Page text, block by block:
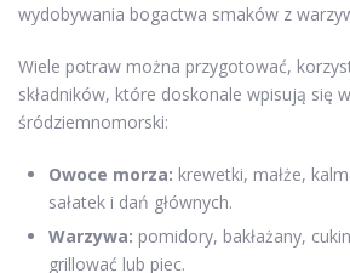
wydobywania bogactwa smaków z
Wiele potraw można przygotować,
składników, które doskonale wpisują się
śródziemnomorski:
Owoce morza: krewetki, małże,
sałatek i dań głównych.
Warzywa: pomidory, bakłażany,
grillować lub piec.